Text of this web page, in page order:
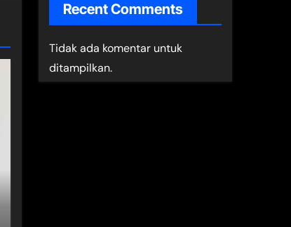
Recent Comments
Tidak ada komentar untuk
ditampilkan.